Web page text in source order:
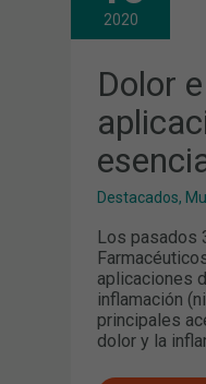
2020
Dolor
Destacados,
Los pasados
aplicaciones
inflamación
principales
dolor y la
USOS
Y
LOS
ACEITES